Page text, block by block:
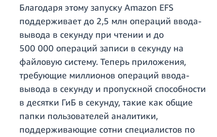
Благодаря этому запуску Amazon EFS
поддерживает до 2,5 млн операций ввода-
вывода в секунду при чтении и до
500 000 операций записи в секунду на
файловую систему. Теперь приложения,
требующие миллионов операций ввода-
вывода в секунду и пропускной способности
в десятки ГиБ в секунду, такие как общие
папки пользователей аналитики,
поддерживающие сотни специалистов по